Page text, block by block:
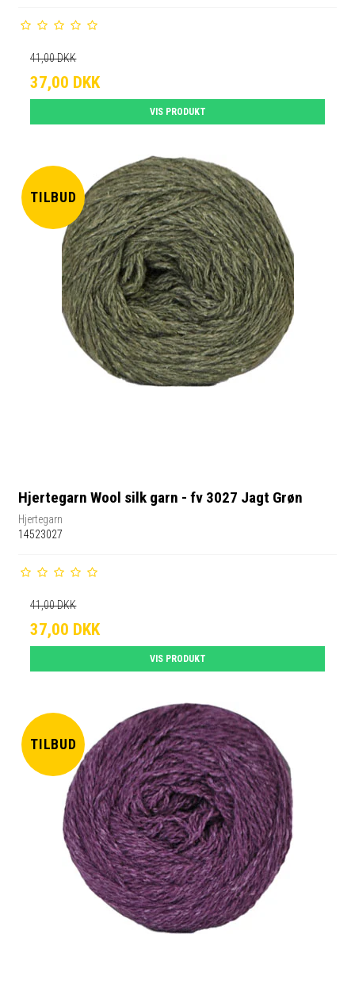
41,00 DKK
37,00 DKK
VIS PRODUKT
TILBUD
Hjertegarn Wool silk garn - fv 3027 Jagt Grøn
Hjertegarn
14523027
41,00 DKK
37,00 DKK
VIS PRODUKT
TILBUD